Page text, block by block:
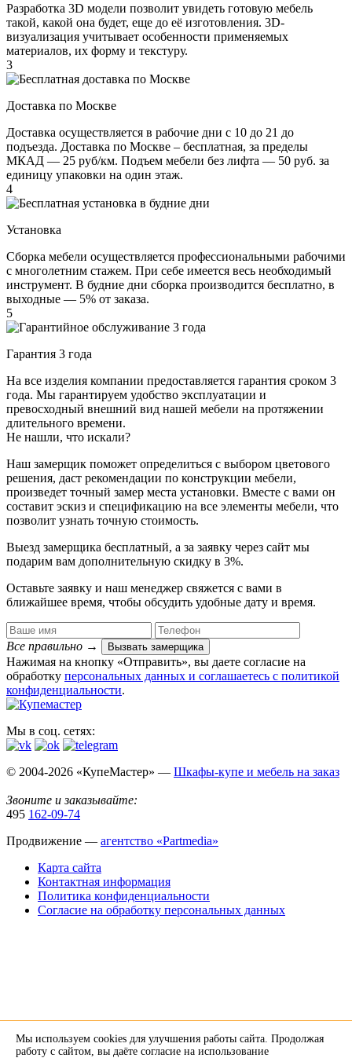
Разработка 3D модели позволит увидеть готовую мебель
такой, какой она будет, еще до её изготовления. 3D-
визуализация учитывает особенности применяемых
материалов, их форму и текстуру.
3
Доставка по Москве
Доставка осуществляется в рабочие дни с 10 до 21 до
подъезда. Доставка по Москве – бесплатная, за пределы
МКАД — 25 руб/км. Подъем мебели без лифта — 50 руб. за
единицу упаковки на один этаж.
4
Установка
Сборка мебели осуществляется профессиональными рабочими
с многолетним стажем. При себе имеется весь необходимый
инструмент. В будние дни сборка производится бесплатно, в
выходные — 5% от заказа.
5
Гарантия 3 года
На все изделия компании предоставляется гарантия сроком 3
года. Мы гарантируем удобство эксплуатации и
превосходный внешний вид нашей мебели на протяжении
длительного времени.
Не нашли, что искали?
Наш замерщик поможет определиться с выбором цветового
решения, даст рекомендации по конструкции мебели,
произведет точный замер места установки. Вместе с вами он
составит эскиз и спецификацию на все элементы мебели, что
позволит узнать точную стоимость.
Выезд замерщика бесплатный, а за заявку через сайт мы
подарим вам дополнительную скидку в 3%.
Оставьте заявку и наш менеджер свяжется с вами в
ближайшее время, чтобы обсудить удобные дату и время.
Все правильно → Вызвать замерщика
Нажимая на кнопку «Отправить», вы даете согласие на
обработку персональных данных​ и соглашаетесь c политикой
конфиденциальности.
Мы в соц. сетях:
© 2004-2026 «КупеМастер» — Шкафы-купе и мебель на заказ
Звоните и заказывайте:
495 162-09-74
Продвижение — агентство «Partmedia»
Карта сайта
Контактная информация
Политика конфиденциальности
Согласие на обработку персональных данных
Мы используем cookies для улучшения работы сайта. Продолжая
работу с сайтом, вы даёте согласие на использование